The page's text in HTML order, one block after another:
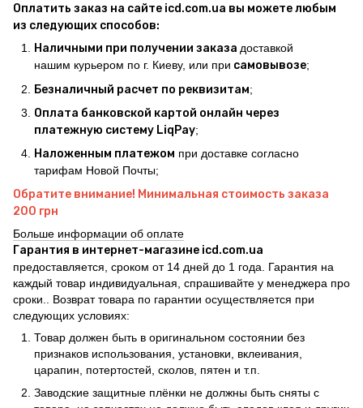
Оплатить заказ на сайте icd.com.ua вы можете любым
из следующих способов:
Наличными при получении заказа доставкой
нашим курьером по г. Киеву, или при самовывозе;
Безналичный расчет по реквизитам;
Оплата банковской картой онлайн через
платежную систему LiqPay;
Наложенным платежом при доставке согласно
тарифам Новой Почты;
Обратите внимание! Минимальная стоимость заказа
200 грн
Больше информации об оплате
Гарантия в интернет-магазине icd.com.ua
предоставляется, сроком от 14 дней до 1 года. Гарантия на
каждый товар индивидуальная, спрашивайте у менеджера про
сроки.. Возврат товара по гарантии осуществляется при
следующих условиях:
Товар должен быть в оригинальном состоянии без
признаков использования, установки, вклеивания,
царапин, потертостей, сколов, пятен и т.п.
Заводские защитные плёнки не должны быть сняты с